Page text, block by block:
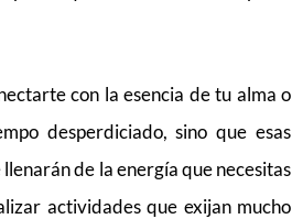
con la esencia de tu alma o
desperdiciado, sino que esas
de la energía que necesitas
actividades que exijan mucho